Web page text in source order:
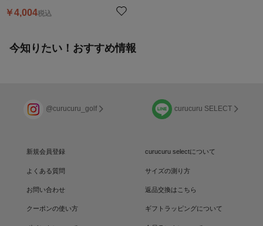
￥4,004税込
今知りたい！おすすめ情報
@curucuru_golf curucuru SELECT
新規会員登録 curucuru selectについて
よくある質問 サイズの測り方
お問い合わせ 返品交換はこちら
クーポンの使い方 ギフトラッピングについて